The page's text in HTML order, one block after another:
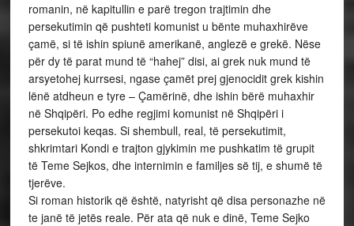
romanin, në kapitullin e parë tregon trajtimin dhe
persekutimin që pushteti komunist u bënte muhaxhirëve
çamë, si të ishin spiunë amerikanë, anglezë e grekë. Nëse
për dy të parat mund të “hahej” disi, ai grek nuk mund të
arsyetohej kurrsesi, ngase çamët prej gjenocidit grek kishin
lënë atdheun e tyre – Çamërinë, dhe ishin bërë muhaxhir
në Shqipëri. Po edhe regjimi komunist në Shqipëri i
persekutoi keqas. Si shembull, real, të persekutimit,
shkrimtari Kondi e trajton gjykimin me pushkatim të grupit
të Teme Sejkos, dhe internimin e familjes së tij, e shumë të
tjerëve.
Si roman historik që është, natyrisht që disa personazhe në
te janë të jetës reale. Për ata që nuk e dinë, Teme Sejko